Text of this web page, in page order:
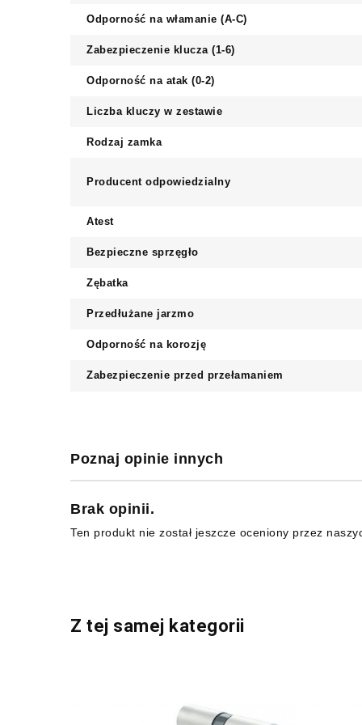
Odporność na włamanie (A-C)
Zabezpieczenie klucza (1-6)
Odporność na atak (0-2)
Liczba kluczy w zestawie
Rodzaj zamka
Producent odpowiedzialny
Atest
Bezpieczne sprzęgło
Zębatka
Przedłużane jarzmo
Odporność na korozję
Zabezpieczenie przed przełamaniem
Poznaj opinie innych
Brak opinii.
Ten produkt nie został jeszcze oceniony przez
Z tej samej kategorii